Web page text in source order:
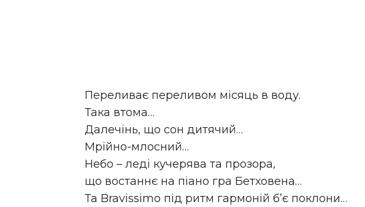
Переливає переливом місяць в воду.
Така втома…
Далечінь, що сон дитячий…
Мрійно-млосний…
Небо – леді кучерява та прозора,
що востаннє на піано гра Бетховена…
Та Bravissimo під ритм гармоній б’є поклони…